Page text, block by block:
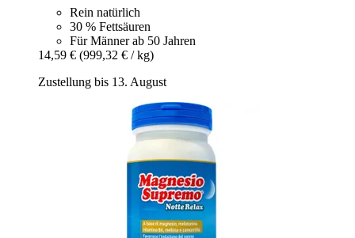
Rein natürlich
30 % Fettsäuren
Für Männer ab 50 Jahren
14,59 € (999,32 € / kg)
Zustellung bis 13. August